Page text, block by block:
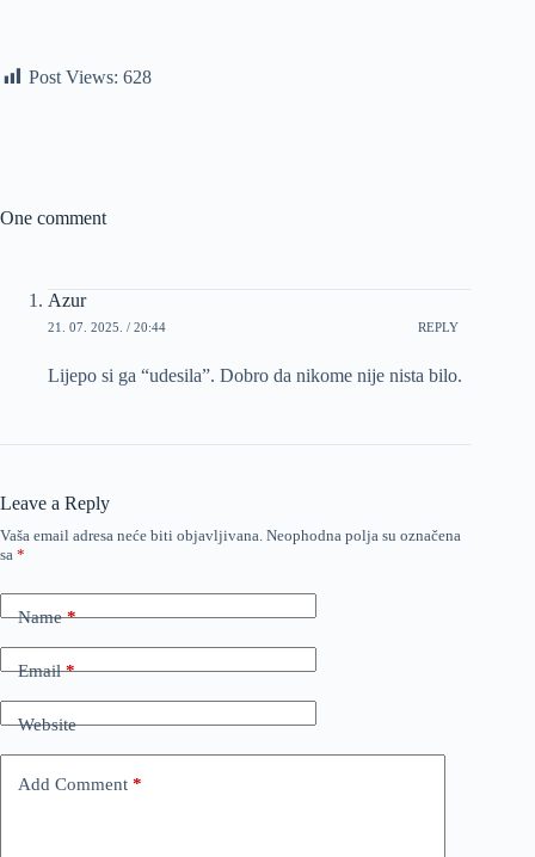
Post Views: 628
One comment
Azur
21. 07. 2025. / 20:44 REPLY
Lijepo si ga “udesila”. Dobro da nikome nije nista bilo.
Leave a Reply
Vaša email adresa neće biti objavljivana. Neophodna polja su označena
sa *
Name*
Email*
Website
Add Comment *